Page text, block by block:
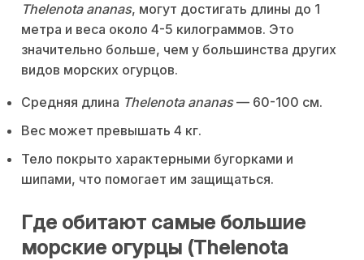
Thelenota ananas, могут достигать длины до 1
метра и веса около 4-5 килограммов. Это
значительно больше, чем у большинства других
видов морских огурцов.
Средняя длина Thelenota ananas— 60-100 см.
Вес может превышать 4 кг.
Тело покрыто характерными бугорками и
шипами, что помогает им защищаться.
Где обитают самые большие
морские огурцы (Thelenota